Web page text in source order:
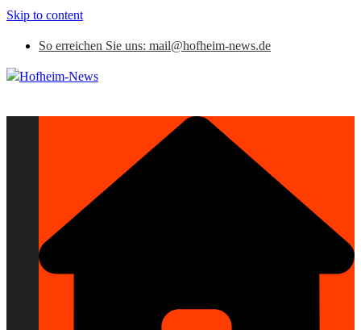
Skip to content
So erreichen Sie uns: mail@hofheim-news.de